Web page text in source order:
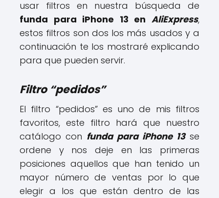
usar filtros en nuestra búsqueda de
funda para iPhone 13 en AliExpress,
estos filtros son dos los más usados y a
continuación te los mostraré explicando
para que pueden servir.
Filtro “pedidos”
El filtro “pedidos” es uno de mis filtros
favoritos, este filtro hará que nuestro
catálogo con funda para iPhone 13se
ordene y nos deje en las primeras
posiciones aquellos que han tenido un
mayor número de ventas por lo que
elegir a los que están dentro de las